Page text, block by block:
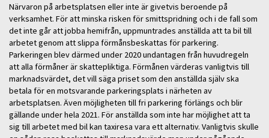
Närvaron på arbetsplatsen eller inte är givetvis beroende på
verksamhet. För att minska risken för smittspridning och i de fall som
det inte går att jobba hemifrån, uppmuntrades anställda att ta bil till
arbetet genom att slippa förmånsbeskattas för parkering.
Parkeringen blev därmed under 2020 undantagen från huvudregeln
att alla förmåner är skattepliktiga. Förmånen värderas vanligtvis till
marknadsvärdet, det vill säga priset som den anställda själv ska
betala för en motsvarande parkeringsplats i närheten av
arbetsplatsen. Även möjligheten till fri parkering förlängs och blir
gällande under hela 2021. För anställda som inte har möjlighet att ta
sig till arbetet med bil kan taxiresa vara ett alternativ. Vanligtvis skulle